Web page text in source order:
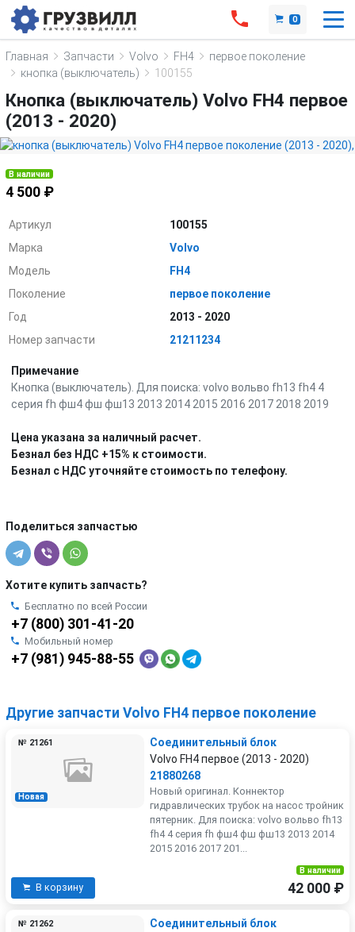
0
Главная Запчасти Volvo FH4
первое поколение
кнопка (выключатель)
100155
Кнопка (выключатель) Volvo FH4 первое
(2013 - 2020)
В наличии
4 500 ₽
Артикул
100155
Марка
Volvo
Модель
FH4
Поколение
первое поколение
Год
2013 - 2020
Номер запчасти
21211234
Примечание
Кнопка (выключатель). Для поиска: volvo вольво fh13 fh4 4
серия fh фш4 фш фш13 2013 2014 2015 2016 2017 2018 2019
Цена указана за наличный расчет.
Безнал без НДС +15% к стоимости.
Безнал с НДС уточняйте стоимость по телефону.
Поделиться запчастью
Хотите купить запчасть?
Бесплатно по всей России
+7 (800) 301-41-20
Мобильный номер
+7 (981) 945-88-55
Другие запчасти Volvo FH4 первое поколение
Новая
№ 21261
Соединительный блок
Volvo FH4 первое (2013 - 2020)
21880268
Новый оригинал. Коннектор
гидравлических трубок на насос тройник
пятерник. Для поиска: volvo вольво fh13
fh4 4 серия fh фш4 фш фш13 2013 2014
2015 2016 2017 201...
В корзину
В наличии
42 000 ₽
№ 21262
Соединительный блок